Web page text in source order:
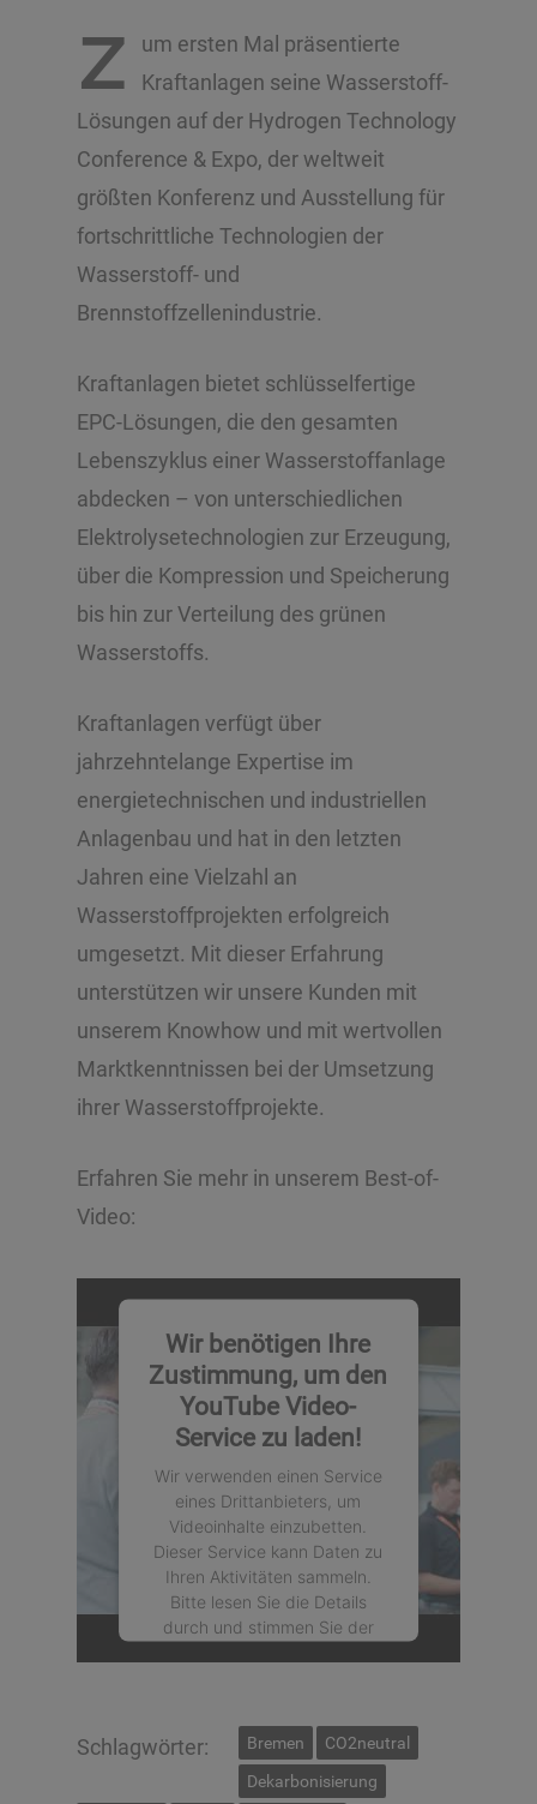
Z
um ersten Mal präsentierte
Kraftanlagen seine Wasserstoff-
Lösungen auf der Hydrogen Technology
Conference & Expo, der weltweit
größten Konferenz und Ausstellung für
fortschrittliche Technologien der
Wasserstoff- und
Brennstoffzellenindustrie.
Kraftanlagen bietet schlüsselfertige
EPC-Lösungen, die den gesamten
Lebenszyklus einer Wasserstoffanlage
abdecken – von unterschiedlichen
Elektrolysetechnologien zur Erzeugung,
über die Kompression und Speicherung
bis hin zur Verteilung des grünen
Wasserstoffs.
Kraftanlagen verfügt über
jahrzehntelange Expertise im
energietechnischen und industriellen
Anlagenbau und hat in den letzten
Jahren eine Vielzahl an
Wasserstoffprojekten erfolgreich
umgesetzt. Mit dieser Erfahrung
unterstützen wir unsere Kunden mit
unserem Knowhow und mit wertvollen
Marktkenntnissen bei der Umsetzung
ihrer Wasserstoffprojekte.
Erfahren Sie mehr in unserem Best-of-
Video:
Wir benötigen Ihre
Zustimmung, um den
YouTube Video-
Service zu laden!
Wir verwenden einen Service
eines Drittanbieters, um
Videoinhalte einzubetten.
Dieser Service kann Daten zu
Ihren Aktivitäten sammeln.
Bitte lesen Sie die Details
durch und stimmen Sie der
Mehr Informationen
Schlagwörter: Bremen
CO2neutral
Dekarbonisierung